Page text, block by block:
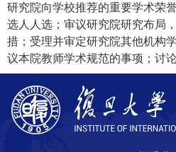
研究院向学校推荐的重要学术荣
选人人选；审议研究院研究布局
措；受理并审定研究院其他机构
议本院教师学术规范的事项；讨